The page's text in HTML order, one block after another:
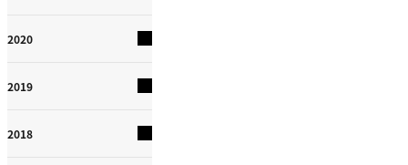
2020
2019
2018